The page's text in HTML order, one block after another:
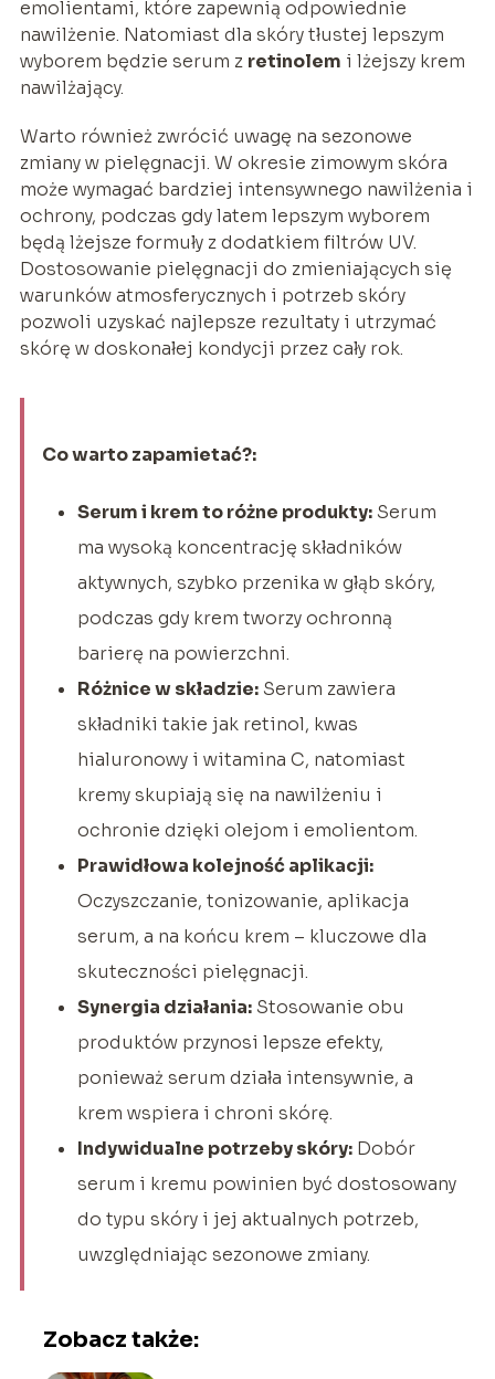
emolientami, które zapewnią odpowiednie
nawilżenie. Natomiast dla skóry tłustej lepszym
wyborem będzie serum z retinolem i lżejszy krem
nawilżający.
Warto również zwrócić uwagę na sezonowe
zmiany w pielęgnacji. W okresie zimowym skóra
może wymagać bardziej intensywnego nawilżenia i
ochrony, podczas gdy latem lepszym wyborem
będą lżejsze formuły z dodatkiem filtrów UV.
Dostosowanie pielęgnacji do zmieniających się
warunków atmosferycznych i potrzeb skóry
pozwoli uzyskać najlepsze rezultaty i utrzymać
skórę w doskonałej kondycji przez cały rok.
Co warto zapamietać?:
Serum i krem to różne produkty:Serum
ma wysoką koncentrację składników
aktywnych, szybko przenika w głąb skóry,
podczas gdy krem tworzy ochronną
barierę na powierzchni.
Różnice w składzie:Serum zawiera
składniki takie jak retinol, kwas
hialuronowy i witamina C, natomiast
kremy skupiają się na nawilżeniu i
ochronie dzięki olejom i emolientom.
Prawidłowa kolejność aplikacji:
Oczyszczanie, tonizowanie, aplikacja
serum, a na końcu krem – kluczowe dla
skuteczności pielęgnacji.
Synergia działania:Stosowanie obu
produktów przynosi lepsze efekty,
ponieważ serum działa intensywnie, a
krem wspiera i chroni skórę.
Indywidualne potrzeby skóry:Dobór
serum i kremu powinien być dostosowany
do typu skóry i jej aktualnych potrzeb,
uwzględniając sezonowe zmiany.
Zobacz także: